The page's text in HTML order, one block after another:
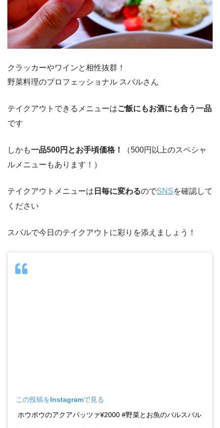
クラッカーやワインと相性抜群！
野菜料理のプロフェッショナル スバルさん
テイクアウトできるメニューはご飯にもお酒にも合う一品
です
しかも一品500円とお手頃価格！
（500円以上のスペシャ
ルメニューもあります！）
テイクアウトメニューは 日毎に変わるのでSNSを確認して
ください
スバルで今日のテイクアウトに彩りを添えましょう！
この投稿をInstagramで見る
ホウボウのアクアパッツァ¥2000 #野菜とお魚のバルスバル